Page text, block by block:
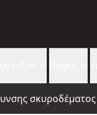
σκυροδέματος